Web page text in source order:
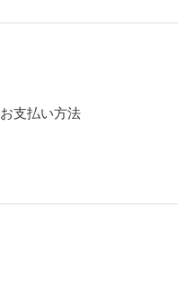
お支払い方法